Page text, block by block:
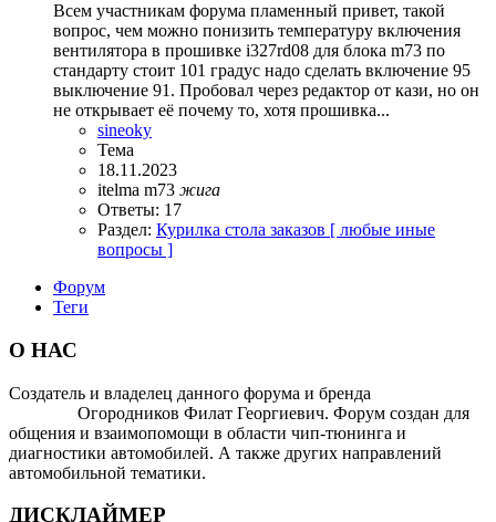
Всем участникам форума пламенный привет, такой
вопрос, чем можно понизить температуру включения
вентилятора в прошивке i327rd08 для блока m73 по
стандарту стоит 101 градус надо сделать включение 95
выключение 91. Пробовал через редактор от кази, но он
не открывает её почему то, хотя прошивка...
sineoky
Тема
18.11.2023
itelma m73 жига
Ответы: 17
Раздел: Курилка стола заказов [ любые иные
вопросы ]
Форум
Теги
О НАС
Создатель и владелец данного форума и бренда
Огородников Филат Георгиевич. Форум создан для
общения и взаимопомощи в области чип-тюнинга и
диагностики автомобилей. А также других направлений
автомобильной тематики.
ДИСКЛАЙМЕР